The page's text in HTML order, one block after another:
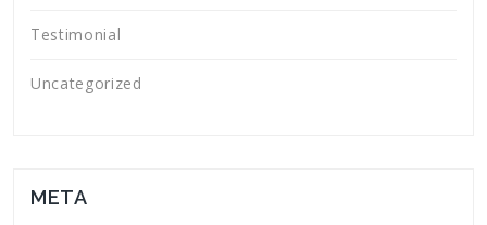
Testimonial
Uncategorized
META